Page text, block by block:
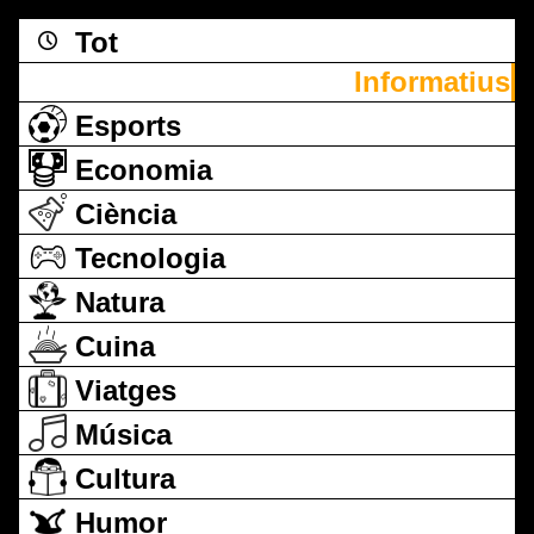
Tot
Informatius
Esports
Economia
Ciència
Tecnologia
Natura
Cuina
Viatges
Música
Cultura
Humor